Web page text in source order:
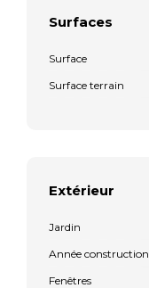
Surfaces
Surface
Surface terrain
Extérieur
Jardin
Année construction
Fenêtres